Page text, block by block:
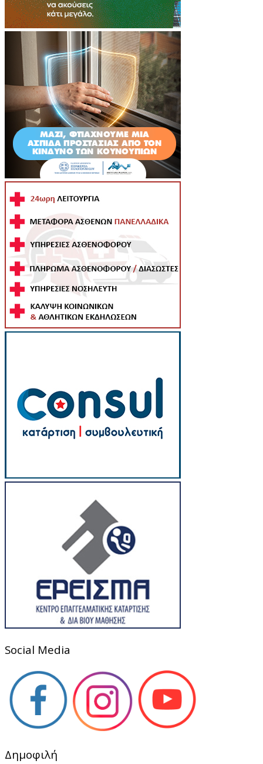
Social Media
Δημοφιλή